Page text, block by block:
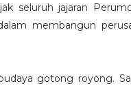
seluruh jajaran
membangun
gotong royong.